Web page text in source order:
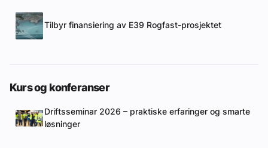
Tilbyr finansiering av E39 Rogfast-prosjektet
Kurs og konferanser
Driftsseminar 2026 – praktiske erfaringer og smarte
løsninger